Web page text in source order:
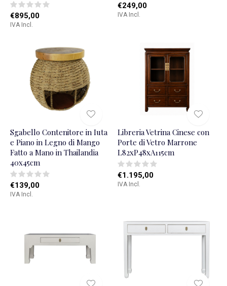
€895,00
IVA Incl.
€249,00
IVA Incl.
Sgabello Contenitore in Iuta
e Piano in Legno di Mango
Fatto a Mano in Thailandia
40x45cm
€139,00
IVA Incl.
Libreria Vetrina Cinese con
Porte di Vetro Marrone
L82xP48xA115cm
€1.195,00
IVA Incl.